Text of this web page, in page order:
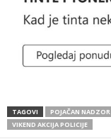
TAGOVI POJAČAN
VIKEND AKCIJA POLICIJE